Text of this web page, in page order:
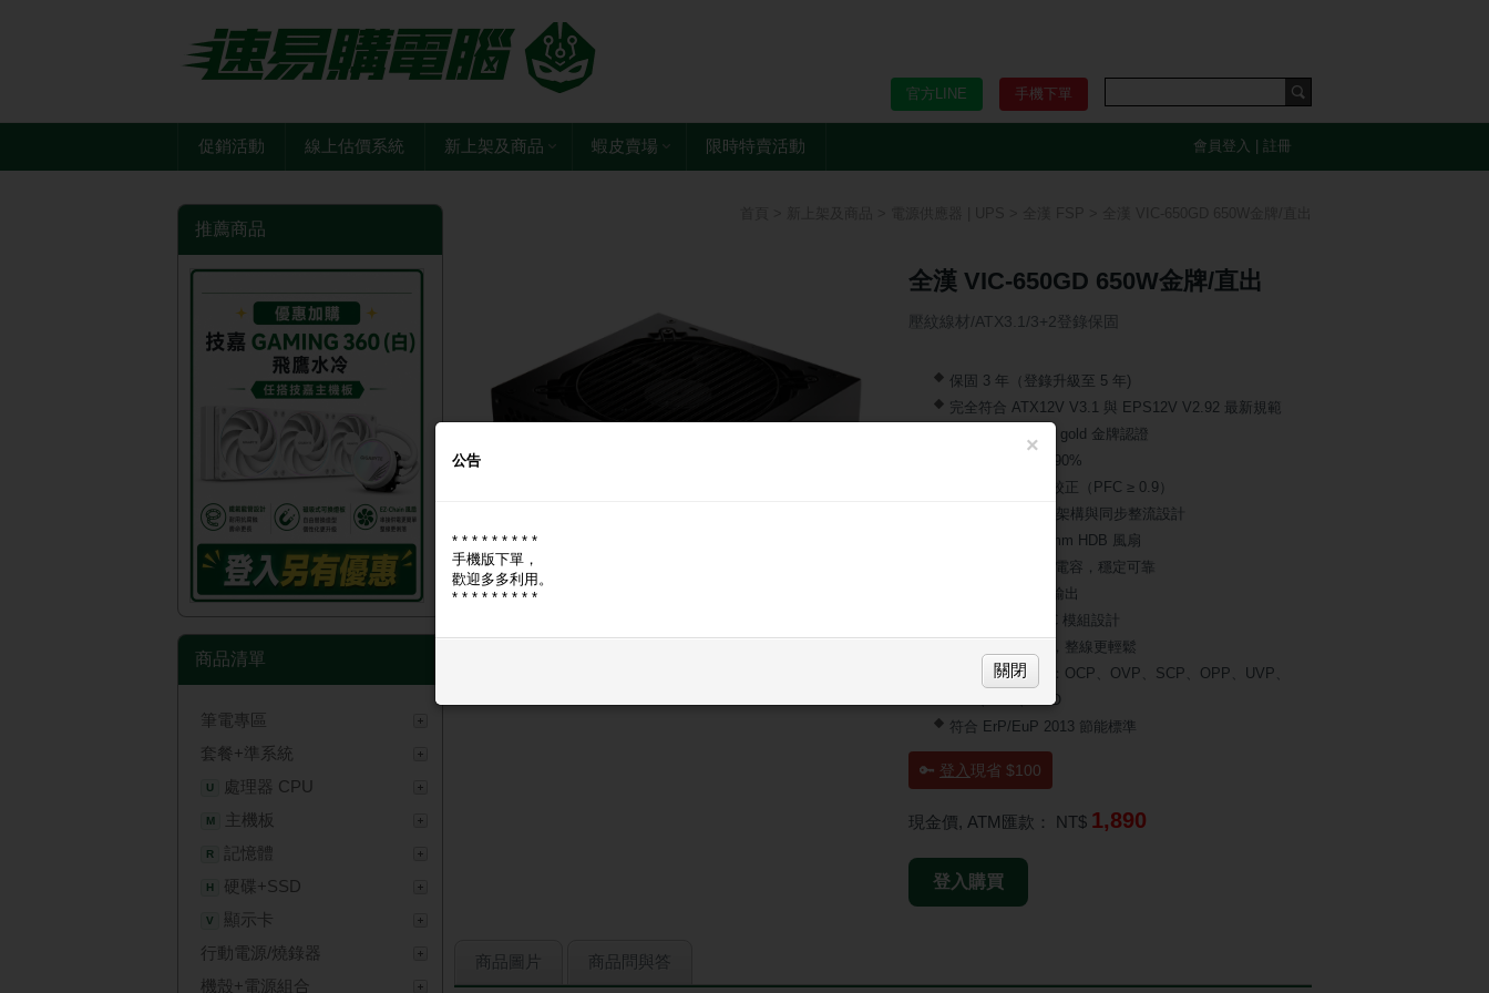
手機下單
官方LINE
促銷活動 線上估價系統 新上架及商品 蝦皮賣場 限時特賣活動 會員登入 註冊
推薦商品
商品清單
筆電專區
套餐+準系統
U 處理器 CPU
M 主機板
R 記憶體
H 硬碟+SSD
V
顯示卡
行動電源/燒錄器
機殼+電源組合
全漢 VIC-650GD 650W金牌/直出
壓紋線材/ATX3.1/3+2登錄保固
保固 3 年（登錄升級至 5 年)
完全符合 ATX12V V3.1 與 EPS12V V2.92 最新規範
通過 80 PLUS ® gold 金牌認證
轉換效率高達 ≧ 90%
主動式功率因數校正（PFC ≥ 0.9）
低損耗 LLC 諧振架構與同步整流設計
靜音耐用的 120mm HDB 風扇
耐高溫 105°C 主電容，穩定可靠
強力 +12V 單路輸出
高效率 DC to DC 模組設計
高質感壓紋線材，整線更輕鬆
全面性防護機制：OCP、OVP、SCP、OPP、UVP、
OTP、SIP、NLO
符合 ErP/EuP 2013 節能標準
🔑 登入 現省 $100
現金價, ATM匯款： NT$ 1,890
登入購買
商品圖片 商品問與答
×
公告
* * * * * * * * *
手機版下單，
歡迎多多利用。
* * * * * * * * *
關閉